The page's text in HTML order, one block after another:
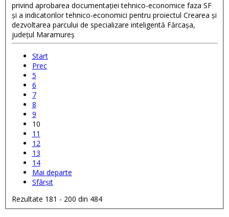
privind aprobarea documentaţiei tehnico-economice faza SF
și a indicatorilor tehnico-economici pentru proiectul Crearea și
dezvoltarea parcului de specializare inteligentă Fărcașa,
județul Maramureș
Start
Prec
5
6
7
8
9
10
11
12
13
14
Mai departe
Sfârșit
Rezultate 181 - 200 din 484